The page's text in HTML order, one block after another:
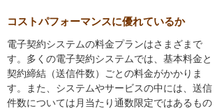
コストパフォーマンスに優れているか
電子契約システムの料金プランはさまざまで
す。多くの電子契約システムでは、基本料金と
契約締結（送信件数）ごとの料金がかかりま
す。また、システムやサービスの中には、送信
件数については月当たり通数限定ではあるもの